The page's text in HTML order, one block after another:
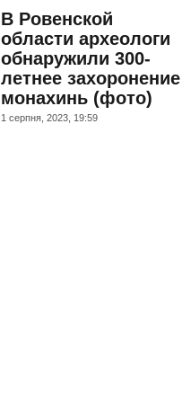
В Ровенской
области археологи
обнаружили 300-
летнее захоронение
монахинь (фото)
1 серпня, 2023, 19:59